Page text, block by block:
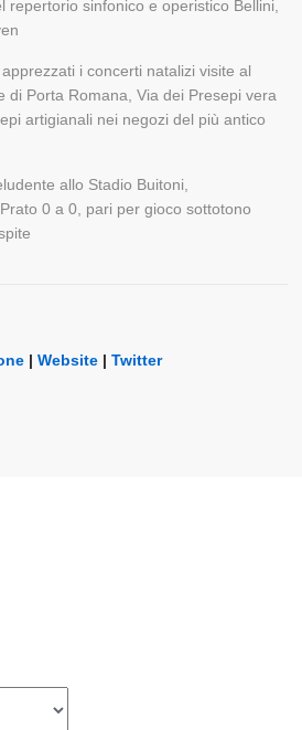
repertorio sinfonico e operistico Bellini,
i concerti natalizi visite al
di Porta Romana, Via dei Presepi vera
artigianali nei negozi del più antico
allo Stadio Buitoni,
0 a 0, pari per gioco sottotono
|Website |Twitter